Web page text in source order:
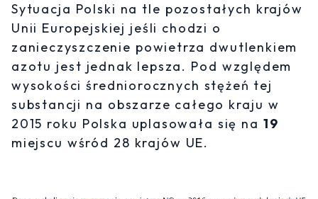
Sytuacja Polski na tle pozostałych krajów
Unii Europejskiej jeśli chodzi o
zanieczyszczenie powietrza dwutlenkiem
azotu jest jednak lepsza. Pod względem
wysokości średniorocznych stężeń tej
substancji na obszarze całego kraju w
2015 roku Polska uplasowała się na19
miejscu wśród 28 krajów UE.